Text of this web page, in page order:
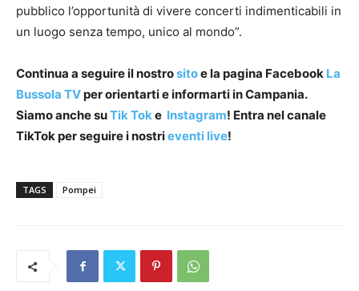
pubblico l’opportunità di vivere concerti indimenticabili in
un luogo senza tempo, unico al mondo”.
Continua a seguire il nostrositoe la pagina Facebook La
Bussola TVper orientarti e informarti in Campania.
Siamo anche suTik Toke Instagram! Entra nel canale
TikTok per seguire i nostrieventi live!
TAGS Pompei